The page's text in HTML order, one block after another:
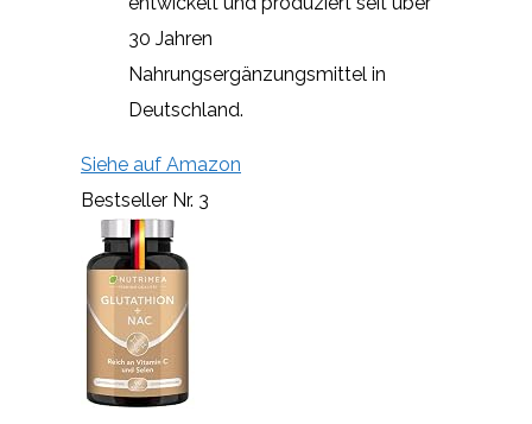
30 Jahren
Nahrungsergänzungsmittel in
Deutschland.
Siehe auf Amazon
Bestseller Nr. 3